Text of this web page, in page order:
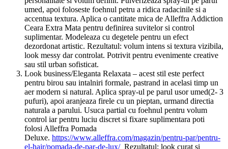
umed, apoi foloseste foehnul petru a ridica radacinile si a
accentua textura. Aplica o cantitate mica de Alleffra Addiction
Ceara Extra Mata pentru definirea suvitelor si control
suplimentar. Modeleaza cu degetele pentru un efect
dezordonat artistic. Rezultatul: volum intens si textura vizibila,
look messy dar controlat. Potrivit pentru evenimente creative
sau stil urban sofisticat.
Look business/Eleganta Relaxata – acest stil este perfect
pentru birou sau intalniri formale, pastrand in acelasi timp un
aer modern si natural. Aplica spray-ul pe parul usor umed(2- 3
pufuri), apoi aranjeaza firele cu un pieptan, urmand directia
naturala a parului. Usuca partial cu foehnul pentru volum
control iar pentru luciu discret si fixare suplimentara poti
folosi Alleffra Pomada
Deluxe. https://www.alleffra.com/magazin/pentru-par/pentru-
el-hair/pomada-de-par-de-lux/Rezultatul: look curat si